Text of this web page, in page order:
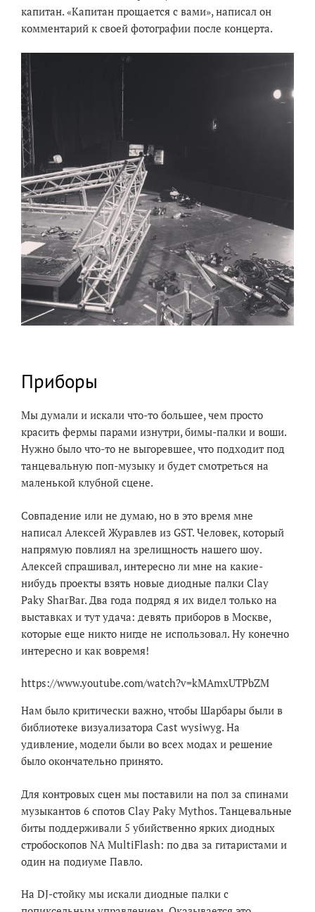
капитан. «Капитан прощается с вами», написал он
комментарий к своей фотографии после концерта.
Приборы
Мы думали и искали что-то большее, чем просто
красить фермы парами изнутри, бимы-палки и воши.
Нужно было что-то не выгоревшее, что подходит под
танцевальную поп-музыку и будет смотреться на
маленькой клубной сцене.
Совпадение или не думаю, но в это время мне
написал Алексей Журавлев из GST. Человек, который
напрямую повлиял на зрелищность нашего шоу.
Алексей спрашивал, интересно ли мне на какие-
нибудь проекты взять новые диодные палки Clay
Paky SharBar. Два года подряд я их видел только на
выставках и тут удача: девять приборов в Москве,
которые еще никто нигде не использовал. Ну конечно
интересно и как вовремя!
https://www.youtube.com/watch?v=kMAmxUTPbZM
Нам было критически важно, чтобы Шарбары были в
библиотеке визуализатора Cast wysiwyg. На
удивление, модели были во всех модах и решение
было окончательно принято.
Для контровых сцен мы поставили на пол за спинами
музыкантов 6 спотов Clay Paky Mythos. Танцевальные
биты поддерживали 5 убийственно ярких диодных
стробоскопов NA MultiFlash: по два за гитаристами и
один на подиуме Павло.
На DJ-стойку мы искали диодные палки с